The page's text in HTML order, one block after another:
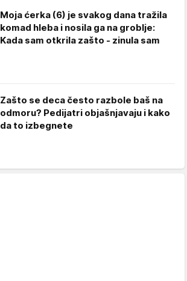
Moja ćerka (6) je svakog dana tražila
komad hleba i nosila ga na groblje:
Kada sam otkrila zašto - zinula sam
Zašto se deca često razbole baš na
odmoru? Pedijatri objašnjavaju i kako
da to izbegnete